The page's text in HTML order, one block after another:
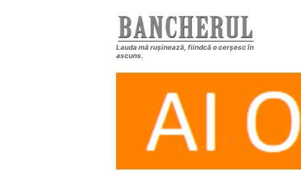
Lauda mă rușinează, fiindcă o cerșesc în
ascuns.